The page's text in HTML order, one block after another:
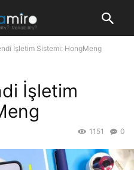
İşletim Sistemi: HongMeng
İşletim
0
1151